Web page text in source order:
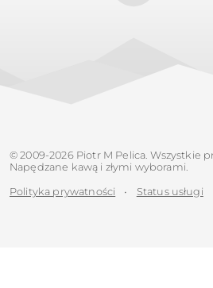
© 2009-2026 Piotr M Pelica. Wszystkie
Napędzane kawą i złymi wyborami.
Polityka prywatności • Status usługi